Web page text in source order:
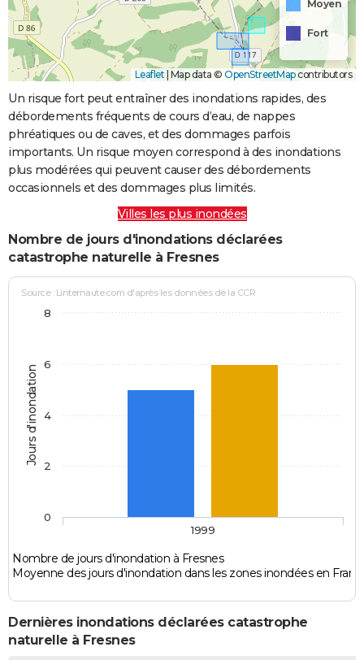
Moyen
Fort
Leaflet | Map data © OpenStreetMapcontributors
Un risque fort peut entraîner des inondations rapides, des
débordements fréquents de cours d’eau, de nappes
phréatiques ou de caves, et des dommages parfois
importants. Un risque moyen correspond à des inondations
plus modérées qui peuvent causer des débordements
occasionnels et des dommages plus limités.
Villes les plus inondées
Nombre de jours d'inondations déclarées
catastrophe naturelle à Fresnes
Jours d'inondation
Source : Linternaute.com d'après les données de la CCR
Nombre de jours d'inondation à Fresnes
Moyenne des jours d'inondation dans les zones inondées en
1999
0
2
4
6
8
Dernières inondations déclarées catastrophe
naturelle à Fresnes